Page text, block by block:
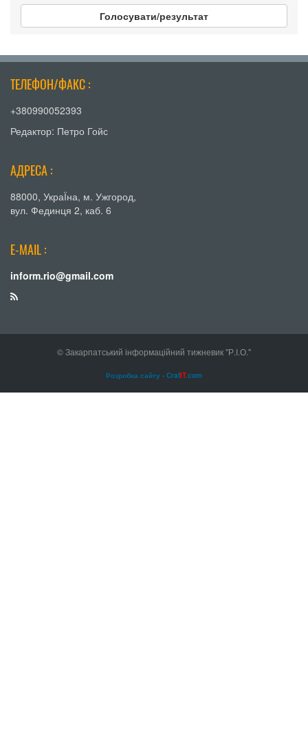
Голосувати/результат
ТЕЛЕФОН/ФАКС :
+380990052393
Редактор: Петро Гойс
АДРЕСА :
88000, УкраЇна, м. Ужгород,
вул. Фединця 2, каб. 6
E-MAIL :
inform.rio@gmail.com
© Закарпатський інформаційний тижневик "Р.І.О."
Розробка сайту - CrafIT.com